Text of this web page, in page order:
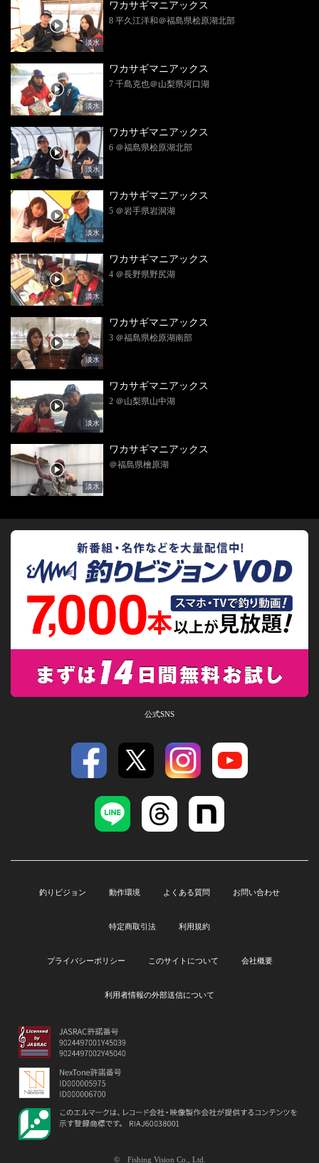
淡水
ワカサギマニアックス
8 平久江洋和＠福島県桧原湖北部
淡水
ワカサギマニアックス
7 千島克也＠山梨県河口湖
淡水
ワカサギマニアックス
6 ＠福島県桧原湖北部
淡水
ワカサギマニアックス
5 ＠岩手県岩洞湖
淡水
ワカサギマニアックス
4 ＠長野県野尻湖
淡水
ワカサギマニアックス
3 ＠福島県桧原湖南部
淡水
ワカサギマニアックス
2 ＠山梨県山中湖
淡水
ワカサギマニアックス
＠福島県檜原湖
公式SNS
釣りビジョン 動作環境 よくある質問 お問い合わせ
特定商取引法 利用規約
プライバシーポリシー このサイトについて 会社概要
利用者情報の外部送信について
© Fishing Vision Co., Ltd.